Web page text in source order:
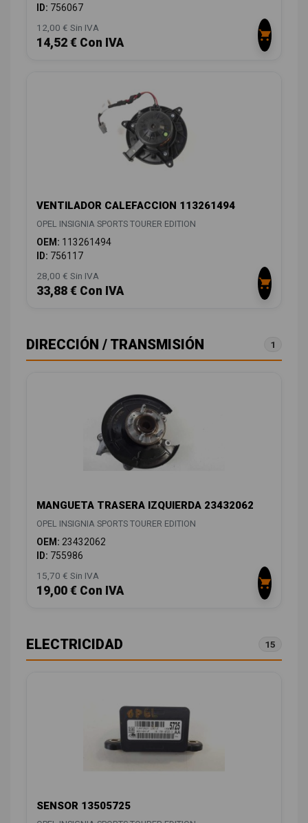
ID: 756067
12,00 € Sin IVA
14,52 € Con IVA
VENTILADOR CALEFACCION 113261494
OPEL INSIGNIA SPORTS TOURER EDITION
OEM: 113261494
ID: 756117
28,00 € Sin IVA
33,88 € Con IVA
DIRECCIÓN / TRANSMISIÓN 1
MANGUETA TRASERA IZQUIERDA 23432062
OPEL INSIGNIA SPORTS TOURER EDITION
OEM: 23432062
ID: 755986
15,70 € Sin IVA
19,00 € Con IVA
ELECTRICIDAD 15
SENSOR 13505725